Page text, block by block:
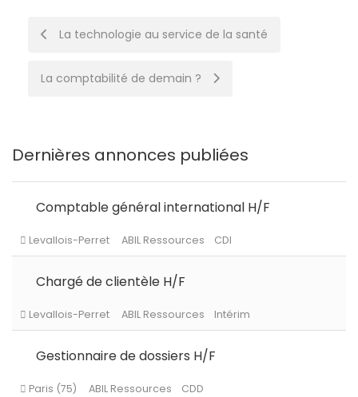
Post
navigation
La technologie au service de la santé
La comptabilité de demain ?
Dernières annonces publiées
Comptable général international H/F
Chargé de clientèle H/F
Gestionnaire de dossiers H/F